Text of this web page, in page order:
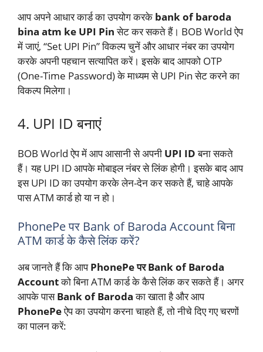
आप अपने आधार कार्ड का उपयोग करके bank of baroda
bina atm ke UPI Pinसेट कर सकते हैं। BOB World ऐप
में जाएं, “Set UPI Pin” विकल्प चुनें और आधार नंबर का उपयोग
करके अपनी पहचान सत्यापित करें। इसके बाद आपको OTP
(One-Time Password) के माध्यम से UPI Pin सेट करने का
विकल्प मिलेगा।
4. UPI ID बनाएं
BOB World ऐप में आप आसानी से अपनी UPI IDबना सकते
हैं। यह UPI ID आपके मोबाइल नंबर से लिंक होगी। इसके बाद आप
इस UPI ID का उपयोग करके लेन-देन कर सकते हैं, चाहे आपके
पास ATM कार्ड हो या न हो।
PhonePe पर Bank of Baroda Account बिना
ATM कार्ड के कैसे लिंक करें?
अब जानते हैं कि आपPhonePe पर Bank of Baroda
Accountको बिना ATM कार्ड के कैसे लिंक कर सकते हैं। अगर
आपके पासBank of Barodaका खाता है और आप
PhonePeऐप का उपयोग करना चाहते हैं, तो नीचे दिए गए चरणों
का पालन करें: